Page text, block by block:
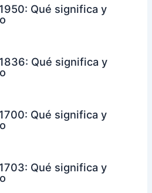
Qué significa y
Qué significa y
Qué significa y
Qué significa y